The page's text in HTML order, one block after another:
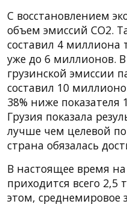
С восстановлением
объем эмиссий CO2.
составил 4 миллиона
уже до 6 миллионов.
грузинской эмиссии
составил 10
38% ниже
Грузия показала
лучше чем целевой
страна обязалась
В настоящее время
приходится всего
этом, среднемировое